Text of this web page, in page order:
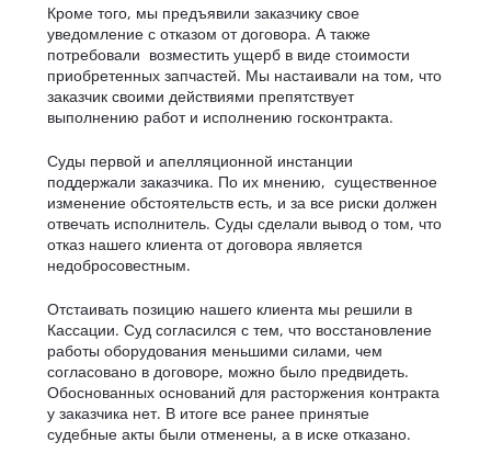
Кроме того, мы предъявили заказчику свое
уведомление с отказом от договора. А также
потребовали возместить ущерб в виде стоимости
приобретенных запчастей. Мы настаивали на том, что
заказчик своими действиями препятствует
выполнению работ и исполнению госконтракта.
Суды первой и апелляционной инстанции
поддержали заказчика. По их мнению, существенное
изменение обстоятельств есть, и за все риски должен
отвечать исполнитель. Суды сделали вывод о том, что
отказ нашего клиента от договора является
недобросовестным.
Отстаивать позицию нашего клиента мы решили в
Кассации. Суд согласился с тем, что восстановление
работы оборудования меньшими силами, чем
согласовано в договоре, можно было предвидеть.
Обоснованных оснований для расторжения контракта
у заказчика нет. В итоге все ранее принятые
судебные акты были отменены, а в иске отказано.